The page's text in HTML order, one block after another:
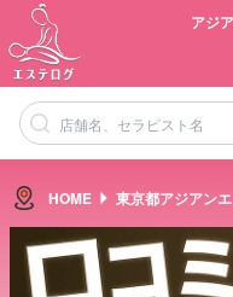
アジ
HOME 東京都アジアン